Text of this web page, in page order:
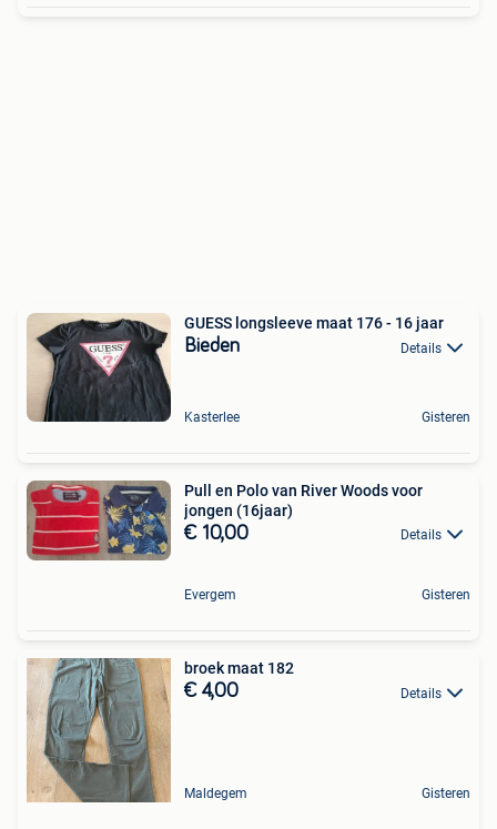
GUESS longsleeve maat 176 - 16 jaar
Bieden Details
Kasterlee Gisteren
Pull en Polo van River Woods voor
jongen (16jaar)
€ 10,00 Details
Evergem Gisteren
broek maat 182
€ 4,00 Details
Maldegem Gisteren